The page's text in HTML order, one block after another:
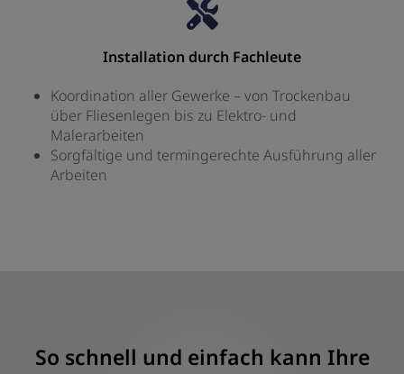
Installation durch Fachleute
Koordination aller Gewerke – von Trockenbau
über Fliesenlegen bis zu Elektro- und
Malerarbeiten
Sorgfältige und termingerechte Ausführung aller
Arbeiten
So schnell und einfach kann Ihre